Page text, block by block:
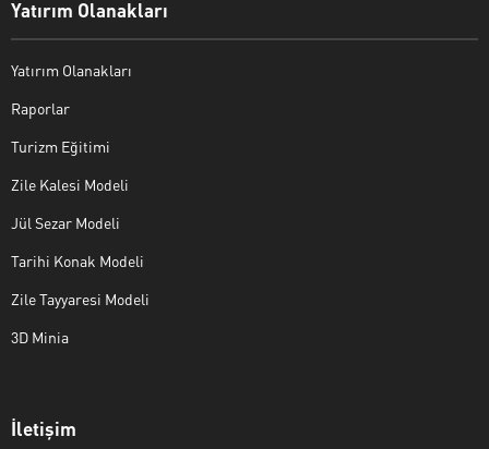
Yatırım Olanakları
Yatırım Olanakları
Raporlar
Turizm Eğitimi
Zile Kalesi Modeli
Jül Sezar Modeli
Tarihi Konak Modeli
Zile Tayyaresi Modeli
3D Minia
İletişim